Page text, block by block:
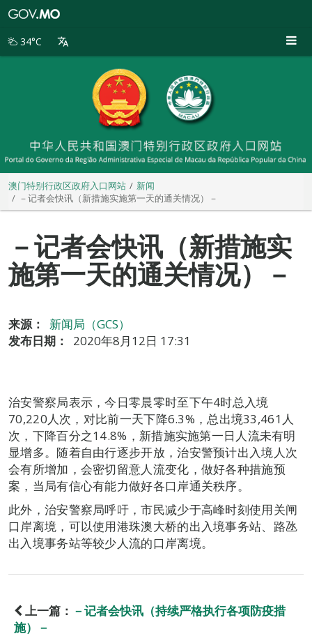
别
34°C
澳门特别行政区政府入口网站
新闻
－记者会快讯（新措施实施第一天的通关情况）－
－记者会快讯（新措施实
施第一天的通关情况）－
来源：
新闻局（GCS）
发布日期：
2020年8月12日 17:31
治安警察局表示，今日零晨零时至下午4时总入境
70,220人次，对比前一天下降6.3%，总出境33,461人
次，下降百分之14.8%，新措施实施第一日人流未有明
显增多。随着自由行逐步开放，治安警预计出入境人次
会有所增加，会密切留意人流变化，做好各种措施预
案，当局有信心有能力做好各口岸通关秩序。
此外，治安警察局呼吁，市民减少于高峰时刻使用关闸
口岸离境，可以使用港珠澳大桥的出入境事务站、路氹
出入境事务站等较少人流的口岸离境。
上一篇： －记者会快讯（持续严格执行各项防疫措
施）－